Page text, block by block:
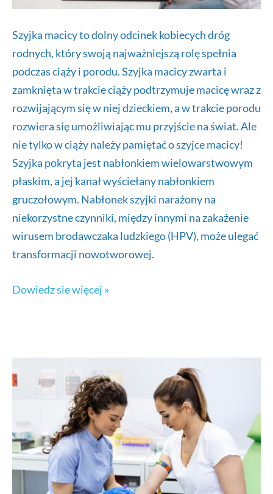
Szyjka macicy to dolny odcinek kobiecych dróg
rodnych, który swoją najważniejszą rolę spełnia
podczas ciąży i porodu. Szyjka macicy zwarta i
zamknięta w trakcie ciąży podtrzymuje macicę wraz z
rozwijającym się w niej dzieckiem, a w trakcie porodu
rozwiera się umożliwiając mu przyjście na świat. Ale
nie tylko w ciąży należy pamiętać o szyjce macicy!
Szyjka pokryta jest nabłonkiem wielowarstwowym
płaskim, a jej kanał wyściełany nabłonkiem
gruczołowym. Nabłonek szyjki narażony na
niekorzystne czynniki, między innymi na zakażenie
wirusem brodawczaka ludzkiego (HPV), może ulegać
transformacji nowotworowej.
Badania
Dowiedz sie więcej »